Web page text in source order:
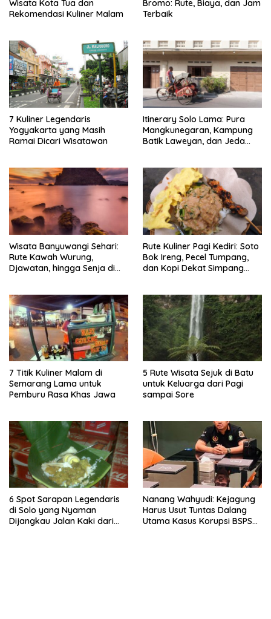
Wisata Kota Tua dan
Rekomendasi Kuliner Malam
Bromo: Rute, Biaya, dan Jam
Terbaik
7 Kuliner Legendaris
Yogyakarta yang Masih
Ramai Dicari Wisatawan
Itinerary Solo Lama: Pura
Mangkunegaran, Kampung
Batik Laweyan, dan Jeda
Wisata Banyuwangi Sehari:
Rute Kawah Wurung,
Djawatan, hingga Senja di
Rute Kuliner Pagi Kediri: Soto
Bok Ireng, Pecel Tumpang,
dan Kopi Dekat Simpang
7 Titik Kuliner Malam di
Semarang Lama untuk
Pemburu Rasa Khas Jawa
5 Rute Wisata Sejuk di Batu
untuk Keluarga dari Pagi
sampai Sore
6 Spot Sarapan Legendaris
di Solo yang Nyaman
Dijangkau Jalan Kaki dari
Nanang Wahyudi: Kejagung
Harus Usut Tuntas Dalang
Utama Kasus Korupsi BSPS